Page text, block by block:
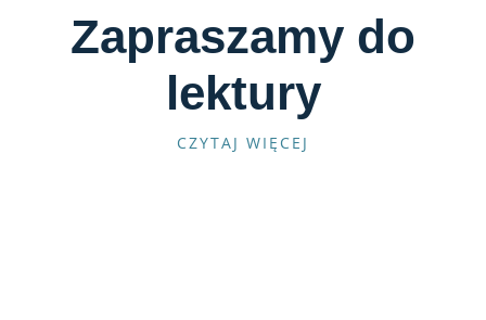
Zapraszamy do
lektury
CZYTAJ WIĘCEJ